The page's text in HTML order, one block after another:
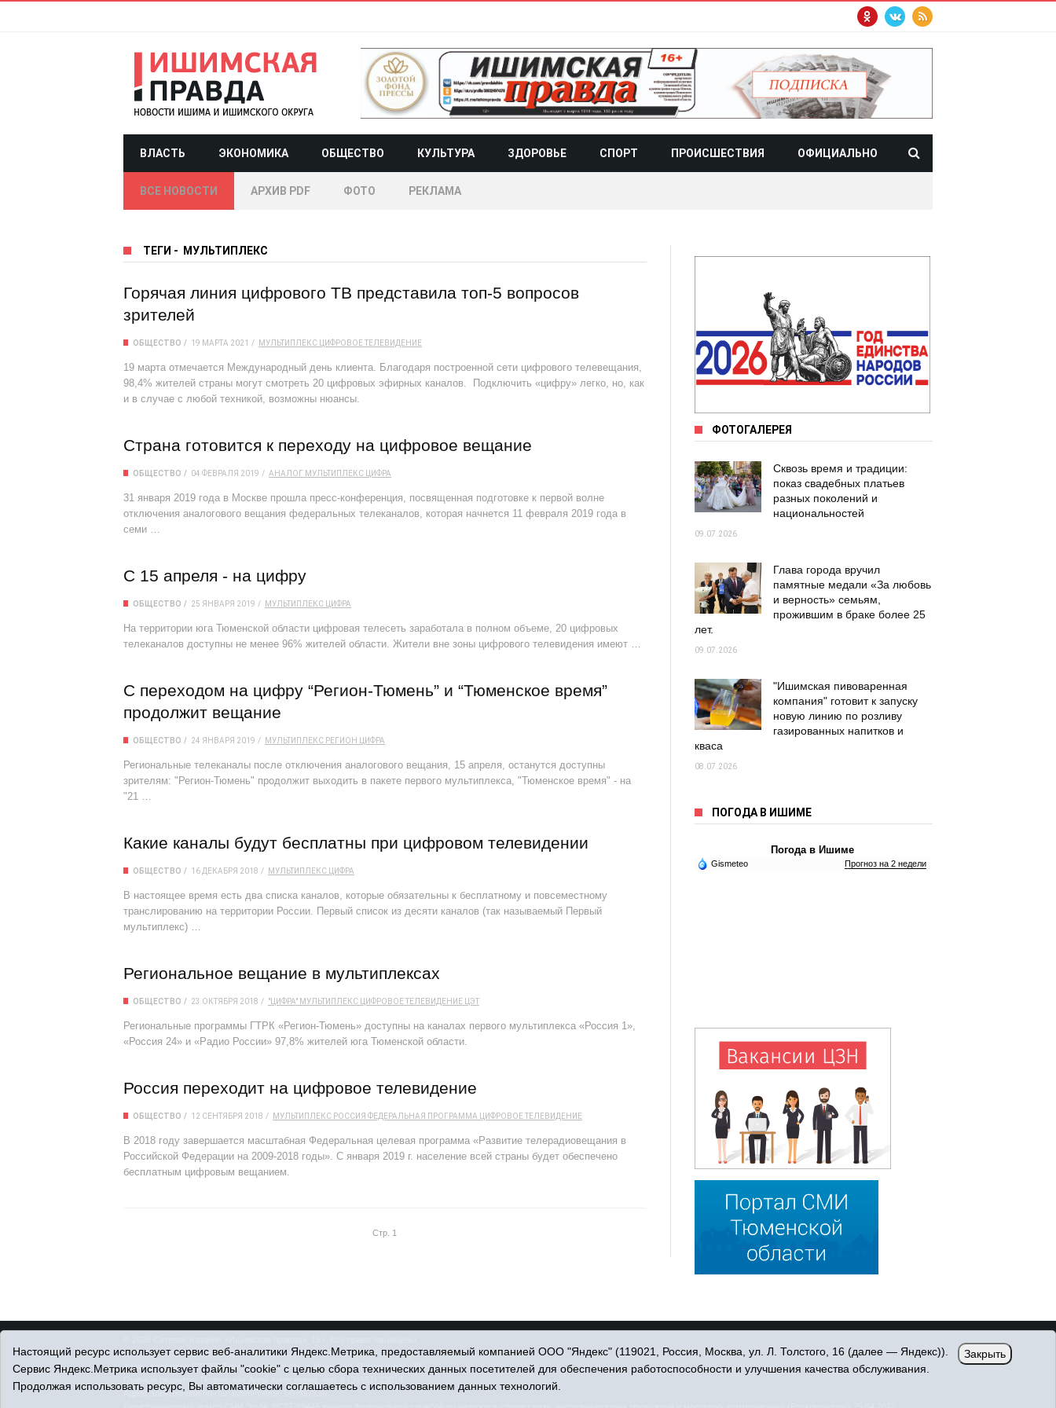
ВЛАСТЬ ЭКОНОМИКА ОБЩЕСТВО КУЛЬТУРА ЗДОРОВЬЕ СПОРТ ПРОИСШЕСТВИЯ ОФИЦИАЛЬНО
ВСЕ НОВОСТИ АРХИВ PDF ФОТО РЕКЛАМА
ТЕГИ - МУЛЬТИПЛЕКС
Горячая линия цифрового ТВ представила топ-5 вопросов
зрителей
ОБЩЕСТВО 19 МАРТА 2021 МУЛЬТИПЛЕКС ЦИФРОВОЕ ТЕЛЕВИДЕНИЕ
19 марта отмечается Международный день клиента. Благодаря построенной сети цифрового телевещания,
98,4% жителей страны могут смотреть 20 цифровых эфирных каналов. Подключить «цифру» легко, но, как
и в случае с любой техникой, возможны нюансы.
Страна готовится к переходу на цифровое вещание
ОБЩЕСТВО 04 ФЕВРАЛЯ 2019 АНАЛОГ МУЛЬТИПЛЕКС ЦИФРА
31 января 2019 года в Москве прошла пресс-конференция, посвященная подготовке к первой волне
отключения аналогового вещания федеральных телеканалов, которая начнется 11 февраля 2019 года в
семи …
С 15 апреля - на цифру
ОБЩЕСТВО 25 ЯНВАРЯ 2019 МУЛЬТИПЛЕКС ЦИФРА
На территории юга Тюменской области цифровая телесеть заработала в полном объеме, 20 цифровых
телеканалов доступны не менее 96% жителей области. Жители вне зоны цифрового телевидения имеют …
С переходом на цифру “Регион-Тюмень” и “Тюменское время”
продолжит вещание
ОБЩЕСТВО 24 ЯНВАРЯ 2019 МУЛЬТИПЛЕКС РЕГИОН ЦИФРА
Региональные телеканалы после отключения аналогового вещания, 15 апреля, останутся доступны
зрителям: "Регион-Тюмень" продолжит выходить в пакете первого мультиплекса, "Тюменское время" - на
"21 …
Какие каналы будут бесплатны при цифровом телевидении
ОБЩЕСТВО 16 ДЕКАБРЯ 2018 МУЛЬТИПЛЕКС ЦИФРА
В настоящее время есть два списка каналов, которые обязательны к бесплатному и повсеместному
транслированию на территории России. Первый список из десяти каналов (так называемый Первый
мультиплекс) …
Региональное вещание в мультиплексах
ОБЩЕСТВО 23 ОКТЯБРЯ 2018 "ЦИФРА" МУЛЬТИПЛЕКС ЦИФРОВОЕ ТЕЛЕВИДЕНИЕ ЦЭТ
Региональные программы ГТРК «Регион-Тюмень» доступны на каналах первого мультиплекса «Россия 1»,
«Россия 24» и «Радио России» 97,8% жителей юга Тюменской области.
Россия переходит на цифровое телевидение
ОБЩЕСТВО 12 СЕНТЯБРЯ 2018 МУЛЬТИПЛЕКС РОССИЯ ФЕДЕРАЛЬНАЯ ПРОГРАММА ЦИФРОВОЕ ТЕЛЕВИДЕНИЕ
В 2018 году завершается масштабная Федеральная целевая программа «Развитие телерадиовещания в
Российской Федерации на 2009-2018 годы». С января 2019 г. население всей страны будет обеспечено
бесплатным цифровым вещанием.
Стр. 1
ФОТОГАЛЕРЕЯ
Сквозь время и традиции:
показ свадебных платьев
разных поколений и
национальностей
09.07.2026
Глава города вручил
памятные медали «За любовь
и верность» семьям,
прожившим в браке более 25
лет.
09.07.2026
"Ишимская пивоваренная
компания" готовит к запуску
новую линию по розливу
газированных напитков и
кваса
08.07.2026
ПОГОДА В ИШИМЕ
Погода в Ишиме
Gismeteo Прогноз на 2 недели
© При использовании материалов ссылка обязательна.
Адрес редакции: 627750 Тюменская область, г. Ишим, ул. Пономарёва, 39.
Адрес электронной почты:IshimPravda-1@obl72.ru
Настоящий ресурс использует сервис веб-аналитики Яндекс.Метрика, предоставляемый компанией ООО "Яндекс" (119021, Россия, Москва, ул. Л. Толстого, 16 (далее — Яндекс)).
Сервис Яндекс.Метрика использует файлы "cookie" с целью сбора технических данных посетителей для обеспечения работоспособности и улучшения качества обслуживания.
Продолжая использовать ресурс, Вы автоматически соглашаетесь с использованием данных технологий.
Закрыть